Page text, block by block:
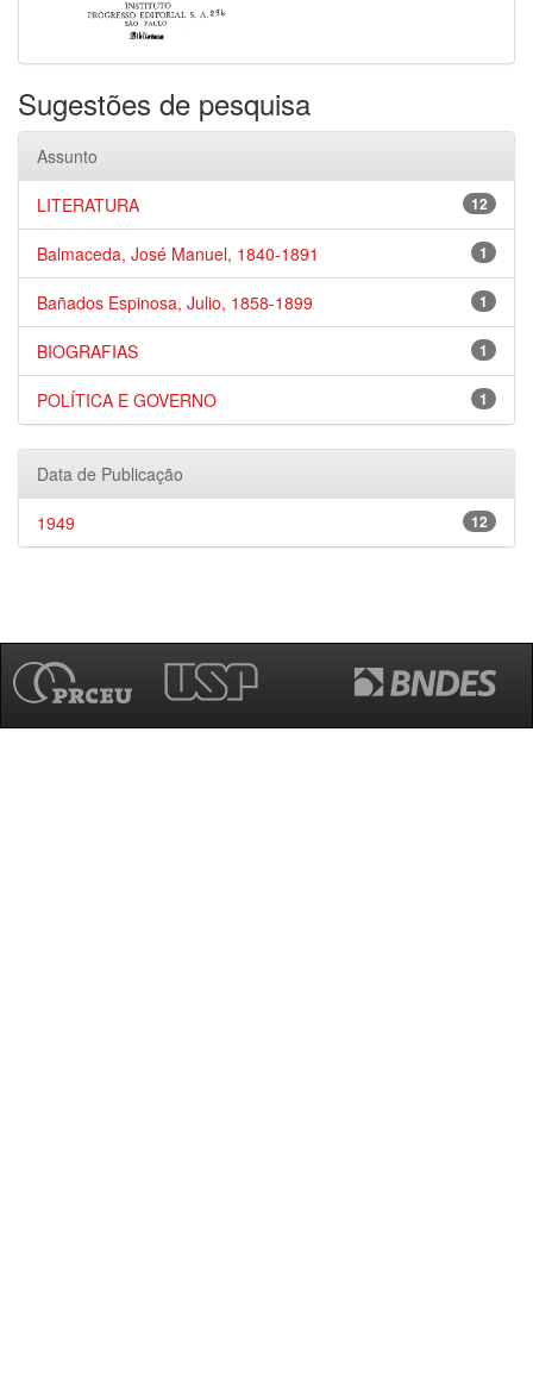
Sugestões de pesquisa
Assunto
12
LITERATURA
1
Balmaceda, José Manuel, 1840-1891
1
Bañados Espinosa, Julio, 1858-1899
1
BIOGRAFIAS
1
POLÍTICA E GOVERNO
Data de Publicação
12
1949